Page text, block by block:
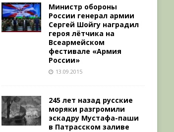
Министр обороны
России генерал армии
Сергей Шойгу наградил
героя лётчика на
Всеармейском
фестивале «Армия
России»
13.09.2015
245 лет назад русские
моряки разгромили
эскадру Мустафа-паши
в Патрасском заливе